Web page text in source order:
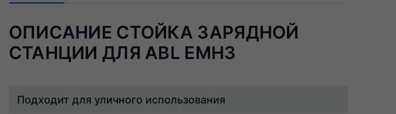
ОПИСАНИЕ СТОЙКА ЗАРЯДНОЙ
СТАНЦИИ ДЛЯ ABL EMH3
Подходит для уличного использования